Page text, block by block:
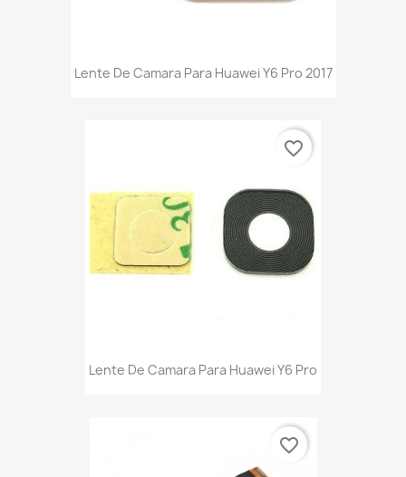
Lente De Camara Para Huawei Y6 Pro 2017
Lente De Camara Para Huawei Y6 Pro
favorite_border
favorite_border